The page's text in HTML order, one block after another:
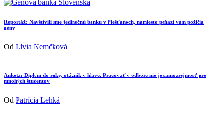
Reportáž: Navštívili sme jedinečnú banku v Piešťanoch, namiesto peňazí vám požičia
gény
Od Lívia Nemčková
Anketa: Diplom do ruky, otáznik v hlave. Pracovať v odbore nie je samozrejmosť pre
mnohých študentov
Od Patrícia Lehká